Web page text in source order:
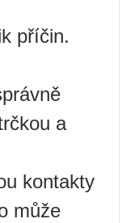
příčin.
a
kontakty
může